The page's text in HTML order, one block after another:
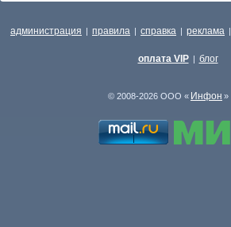
администрация | правила | справка | реклама |
оплата VIP | блог
© 2008-2026 ООО « Инфон »